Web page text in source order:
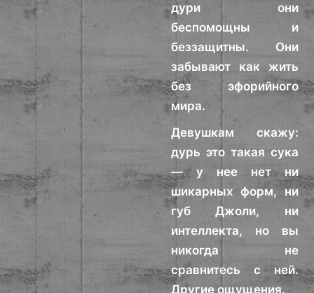
дури они
беспомощны и
беззащитны. Они
забывают как жить
без эфорийного
мира.
Девушкам скажу:
дурь это такая сука
— у нее нет ни
шикарных форм, ни
губ Джоли, ни
интеллекта, но вы
никогда не
сравнитесь с ней.
Другие ощущения.